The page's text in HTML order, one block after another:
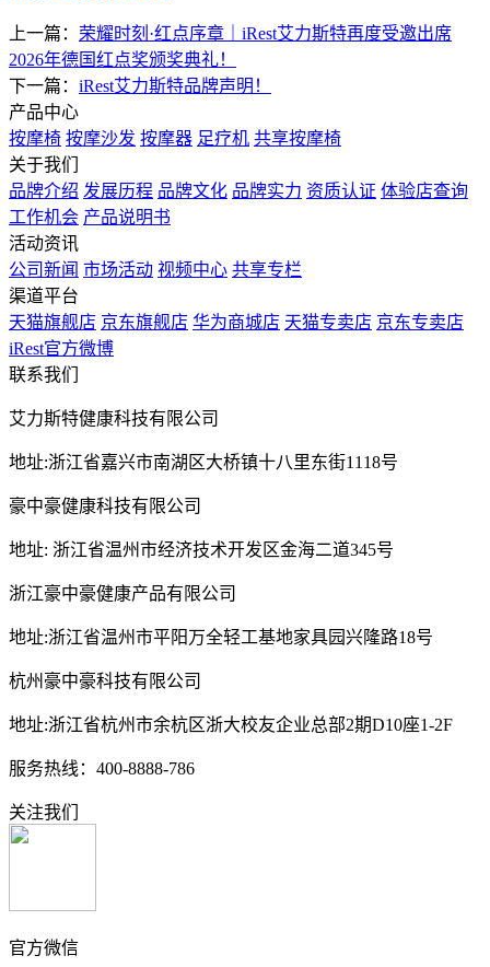
上一篇： 荣耀时刻·红点序章｜iRest艾力斯特再度受邀出席
2026年德国红点奖颁奖典礼！
下一篇： iRest艾力斯特品牌声明！
产品中心
按摩椅 按摩沙发 按摩器 足疗机 共享按摩椅
关于我们
品牌介绍 发展历程 品牌文化 品牌实力 资质认证 体验店查询
工作机会 产品说明书
活动资讯
公司新闻 市场活动 视频中心 共享专栏
渠道平台
天猫旗舰店 京东旗舰店 华为商城店 天猫专卖店 京东专卖店
iRest官方微博
联系我们
艾力斯特健康科技有限公司
地址:浙江省嘉兴市南湖区大桥镇十八里东街1118号
豪中豪健康科技有限公司
地址: 浙江省温州市经济技术开发区金海二道345号
浙江豪中豪健康产品有限公司
地址:浙江省温州市平阳万全轻工基地家具园兴隆路18号
杭州豪中豪科技有限公司
地址:浙江省杭州市余杭区浙大校友企业总部2期D10座1-2F
服务热线：400-8888-786
关注我们
官方微信